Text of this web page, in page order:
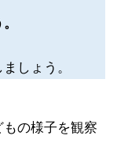
しょう。
の様子を観察